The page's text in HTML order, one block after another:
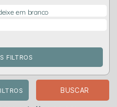
em branco
FILTROS
BUSCAR